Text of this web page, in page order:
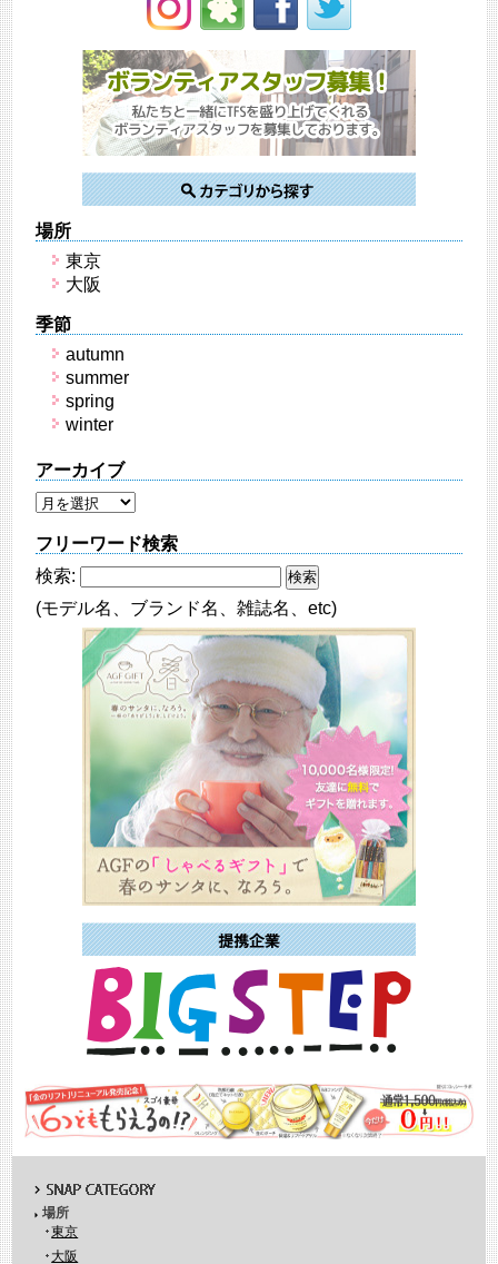
場所
東京
大阪
季節
autumn
summer
spring
winter
アーカイブ
フリーワード検索
検索:
(モデル名、ブランド名、雑誌名、etc)
場所
東京
大阪